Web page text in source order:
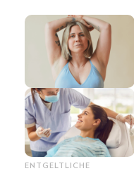
ENTGELTLICHE